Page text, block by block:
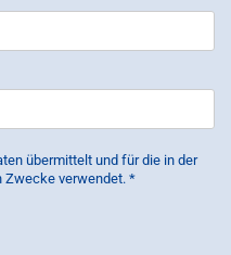
übermittelt und für die in der
Zwecke verwendet. *